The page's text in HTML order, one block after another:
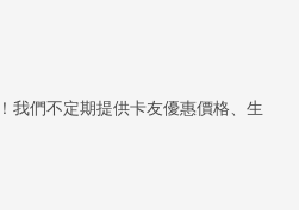
我們不定期提供卡友優惠價格、生